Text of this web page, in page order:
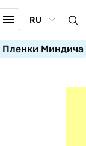
RU
Пленки Миндича